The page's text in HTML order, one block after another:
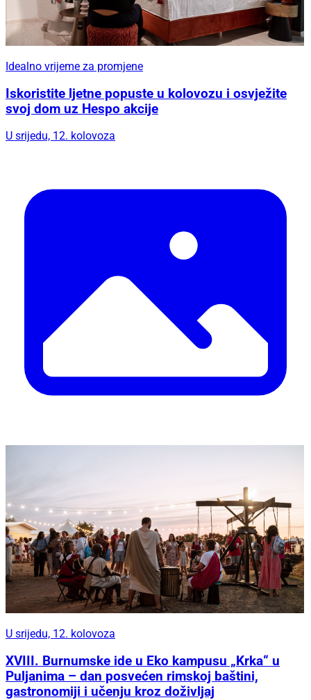
Idealno vrijeme za promjene
Iskoristite ljetne popuste u kolovozu i osvježite
svoj dom uz Hespo akcije
U srijedu, 12. kolovoza
U srijedu, 12. kolovoza
XVIII. Burnumske ide u Eko kampusu „Krka“ u
Puljanima – dan posvećen rimskoj baštini,
gastronomiji i učenju kroz doživljaj